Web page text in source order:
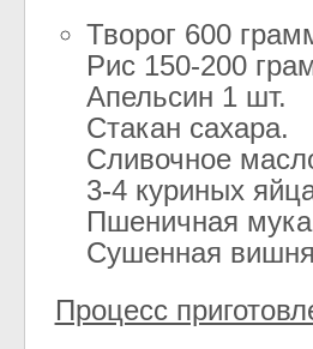
Творог 600
Рис 150-200
Апельсин 1 шт.
Стакан сахара.
Сливочное
3-4 куриных
Пшеничная
Сушенная
Процесс